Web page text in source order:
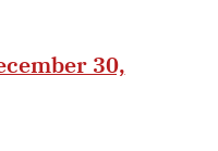
30,